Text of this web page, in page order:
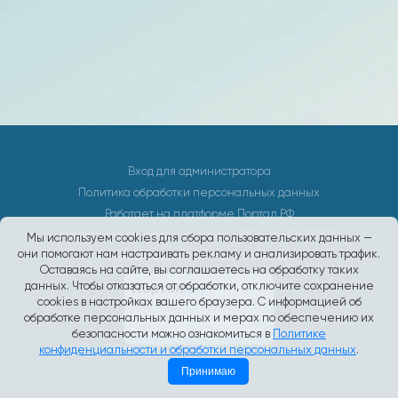
Мы используем cookies для сбора пользовательских данных —
они помогают нам настраивать рекламу и анализировать трафик.
Оставаясь на сайте, вы соглашаетесь на обработку таких
данных. Чтобы отказаться от обработки, отключите сохранение
cookies в настройках вашего браузера. С информацией об
обработке персональных данных и мерах по обеспечению их
безопасности можно ознакомиться в Политике
конфиденциальности и обработки персональных данных.
Принимаю
Вход для администратора
Политика обработки персональных данных
Работает на платформеПортал.РФ
Последние обновление сайта: 2026-04-06 13:15:19
Центр поддержки пользователей